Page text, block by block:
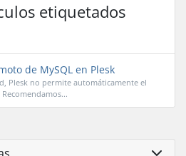
etiquetados
de MySQL en Plesk
Plesk no permite automáticamente el